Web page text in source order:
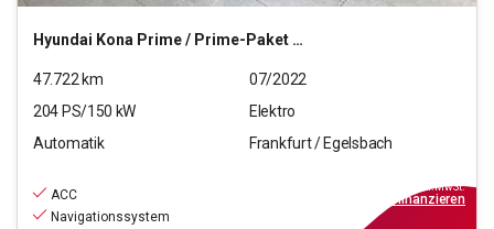
Hyundai Kona Prime / Prime-Paket Elektro 2WD
47.722km
07/2022
204PS/150 kW
Elektro
Automatik
Frankfurt / Egelsbach
ACC
Navigationssystem
inkl.MwSt.
finanzieren